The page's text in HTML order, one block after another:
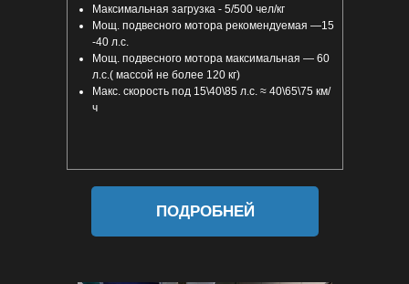
ПОДРОБНЕЙ
Максимальная загрузка - 5/500 чел/кг
Мощ. подвесного мотора рекомендуемая —15
-40 л.с.
Мощ. подвесного мотора максимальная — 60
л.с.( массой не более 120 кг)
Макс. скорость под 15\40\85 л.с. ≈ 40\65\75 км/
ч